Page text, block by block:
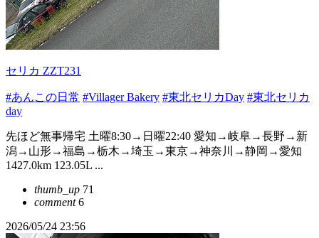
セリカ ZZT231
#あんこの日常 #Villager Bakery #東北セリカDay #東北セリカ
day
先ほど無事帰宅 土曜8:30→日曜22:40 愛知→岐阜→長野→新
潟→山形→福島→栃木→埼玉→東京→神奈川→静岡→愛知
1427.0km 123.05L ...
thumb_up 71
comment6
2026/05/24 23:56